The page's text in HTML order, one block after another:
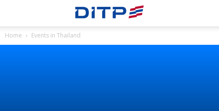
Home Events in Thailand